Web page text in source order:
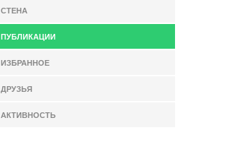
СТЕНА
ПУБЛИКАЦИИ
ИЗБРАННОЕ
ДРУЗЬЯ
АКТИВНОСТЬ